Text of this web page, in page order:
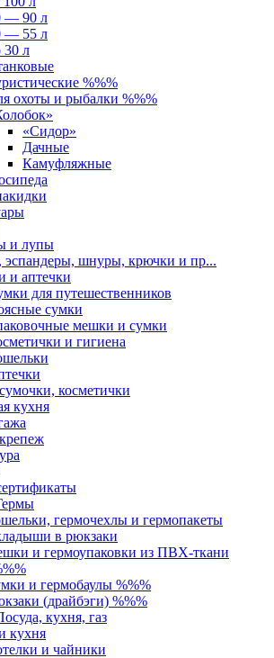
— 90 л
— 55 л
30 л
%%%
охоты и рыбалки %%%
«Сидор»
Дачные
Камуфляжные
и лупы
эспандеры, шнуры, крючки и пр...
и аптечки
для путешественников
сумки
мешки и сумки
и гигиена
косметички
кухня
гермочехлы и гермопакеты
в рюкзаки
и гермоупаковки из ПВХ-ткани
и гермобаулы %%%
(драйбэги) %%%
кухня, газ
кухня
и чайники